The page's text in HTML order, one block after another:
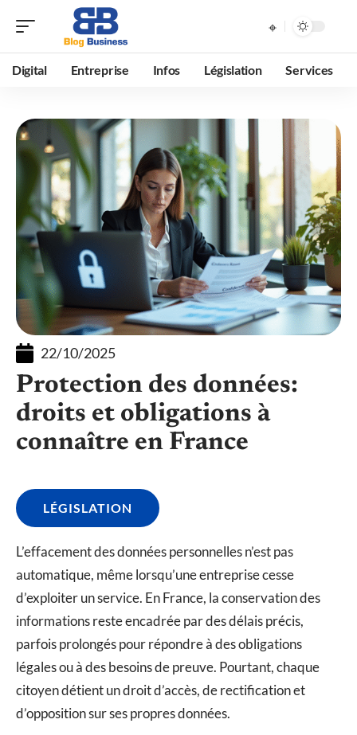
Digital Entreprise Infos Législation Services
22/10/2025
Protection des données:
droits et obligations à
connaître en France
LÉGISLATION
L’effacement des données personnelles n’est pas
automatique, même lorsqu’une entreprise cesse
d’exploiter un service. En France, la conservation des
informations reste encadrée par des délais précis,
parfois prolongés pour répondre à des obligations
légales ou à des besoins de preuve. Pourtant, chaque
citoyen détient un droit d’accès, de rectification et
d’opposition sur ses propres données.